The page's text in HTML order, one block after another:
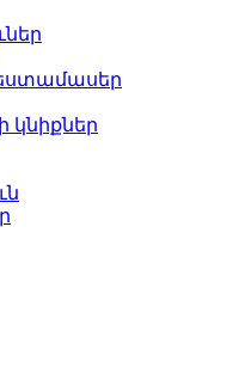
կնիքներ